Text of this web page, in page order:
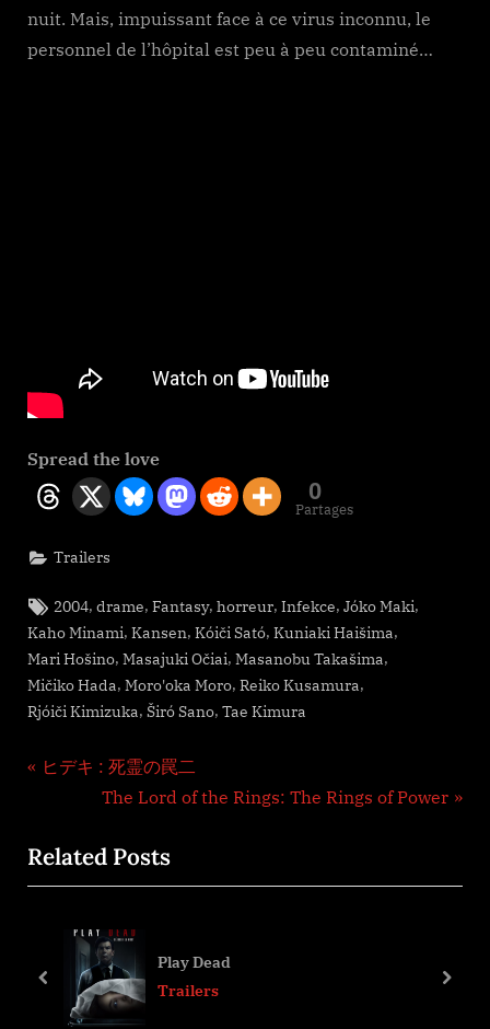
nuit. Mais, impuissant face à ce virus inconnu, le
personnel de l’hôpital est peu à peu contaminé…
Spread the love
0
Partages
Trailers
Tags:
2004,drame,Fantasy,horreur,Infekce,Jóko Maki,
Kaho Minami, Kansen, Kóiči Sató, Kuniaki Haišima,
Mari Hošino, Masajuki Očiai, Masanobu Takašima,
Mičiko Hada, Moro'oka Moro, Reiko Kusamura,
Rjóiči Kimizuka, Širó Sano, Tae Kimura
Navigation
l’article
P
v
i
s
ヒデキ : 死霊の罠二
N
x
t
o
s
t
The Lord of the Rings: The Rings of Power
Related Posts
Play Dead
Trailers
prev next